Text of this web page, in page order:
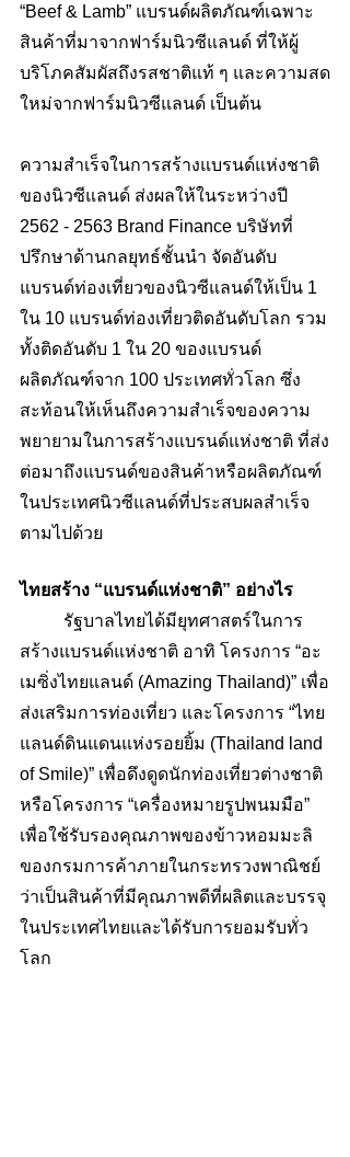
“Beef & Lamb” แบรนด์ผลิตภัณฑ์เฉพาะ
สินค้าที่มาจากฟาร์มนิวซีแลนด์ ที่ให้ผู้
บริโภคสัมผัสถึงรสชาติแท้ ๆ และความสด
ใหม่จากฟาร์มนิวซีแลนด์ เป็นต้น
ความสำเร็จในการสร้างแบรนด์แห่งชาติ
ของนิวซีแลนด์ ส่งผลให้ในระหว่างปี
2562 - 2563 Brand Finance บริษัทที่
ปรึกษาด้านกลยุทธ์ชั้นนำ จัดอันดับ
แบรนด์ท่องเที่ยวของนิวซีแลนด์ให้เป็น 1
ใน 10 แบรนด์ท่องเที่ยวติดอันดับโลก รวม
ทั้งติดอันดับ 1 ใน 20 ของแบรนด์
ผลิตภัณฑ์จาก 100 ประเทศทั่วโลก ซึ่ง
สะท้อนให้เห็นถึงความสำเร็จของความ
พยายามในการสร้างแบรนด์แห่งชาติ ที่ส่ง
ต่อมาถึงแบรนด์ของสินค้าหรือผลิตภัณฑ์
ในประเทศนิวซีแลนด์ที่ประสบผลสำเร็จ
ตามไปด้วย
ไทยสร้าง “แบรนด์แห่งชาติ” อย่างไร
สร้างแบรนด์แห่งชาติ อาทิ โครงการ “อะ
เมซิ่งไทยแลนด์ (Amazing Thailand)” เพื่อ
ส่งเสริมการท่องเที่ยว และโครงการ “ไทย
แลนด์ดินแดนแห่งรอยยิ้ม (Thailand land
of Smile)” เพื่อดึงดูดนักท่องเที่ยวต่างชาติ
หรือโครงการ “เครื่องหมายรูปพนมมือ”
เพื่อใช้รับรองคุณภาพของข้าวหอมมะลิ
ของกรมการค้าภายในกระทรวงพาณิชย์
ว่าเป็นสินค้าที่มีคุณภาพดีที่ผลิตและบรรจุ
ในประเทศไทยและได้รับการยอมรับทั่ว
โลก